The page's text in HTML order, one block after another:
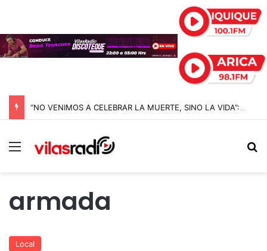
“NO VENIMOS A CELEBRAR LA MUERTE, SINO LA VIDA”: LA EMOTIVA ROMERÍA AL CEMENTERIO QUE MARCA EL CORAZÓN DE LA FIESTA DE SAN LORENZO
Menú
armada
Local